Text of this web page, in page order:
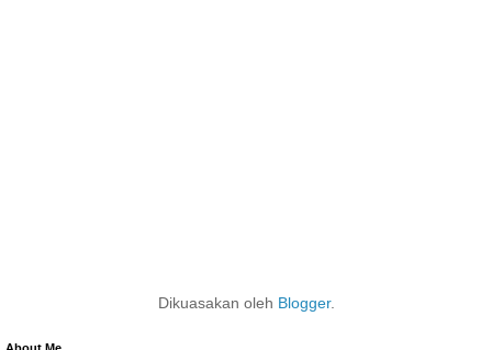
Dikuasakan oleh Blogger.